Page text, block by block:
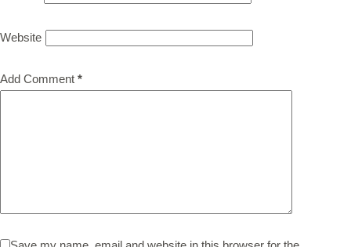
Website
Add Comment *